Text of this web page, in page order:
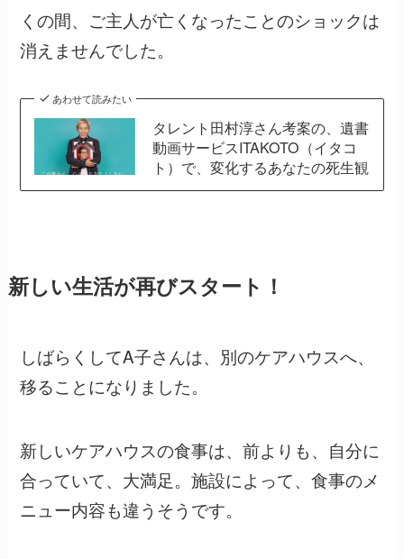
くの間、ご主人が亡くなったことのショックは
消えませんでした。
あわせて読みたい
タレント田村淳さん考案の、遺書
動画サービスITAKOTO（イタコ
ト）で、変化するあなたの死生観
新しい生活が再びスタート！
しばらくしてA子さんは、別のケアハウスへ、
移ることになりました。
新しいケアハウスの食事は、前よりも、自分に
合っていて、大満足。施設によって、食事のメ
ニュー内容も違うそうです。